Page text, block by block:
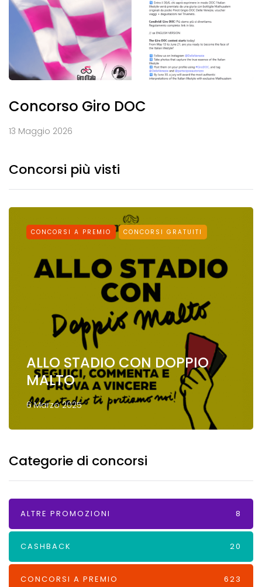
Concorso Giro DOC
13 Maggio 2026
Concorsi più visti
CONCORSI A PREMIO CONCORSI GRATUITI
ALLO STADIO CON DOPPIO
MALTO
6 Marzo 2025
Categorie di concorsi
ALTRE PROMOZIONI 8
CASHBACK 20
CONCORSI A PREMIO 623